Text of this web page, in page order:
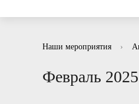
Наши мероприятия ›
Февраль 2025